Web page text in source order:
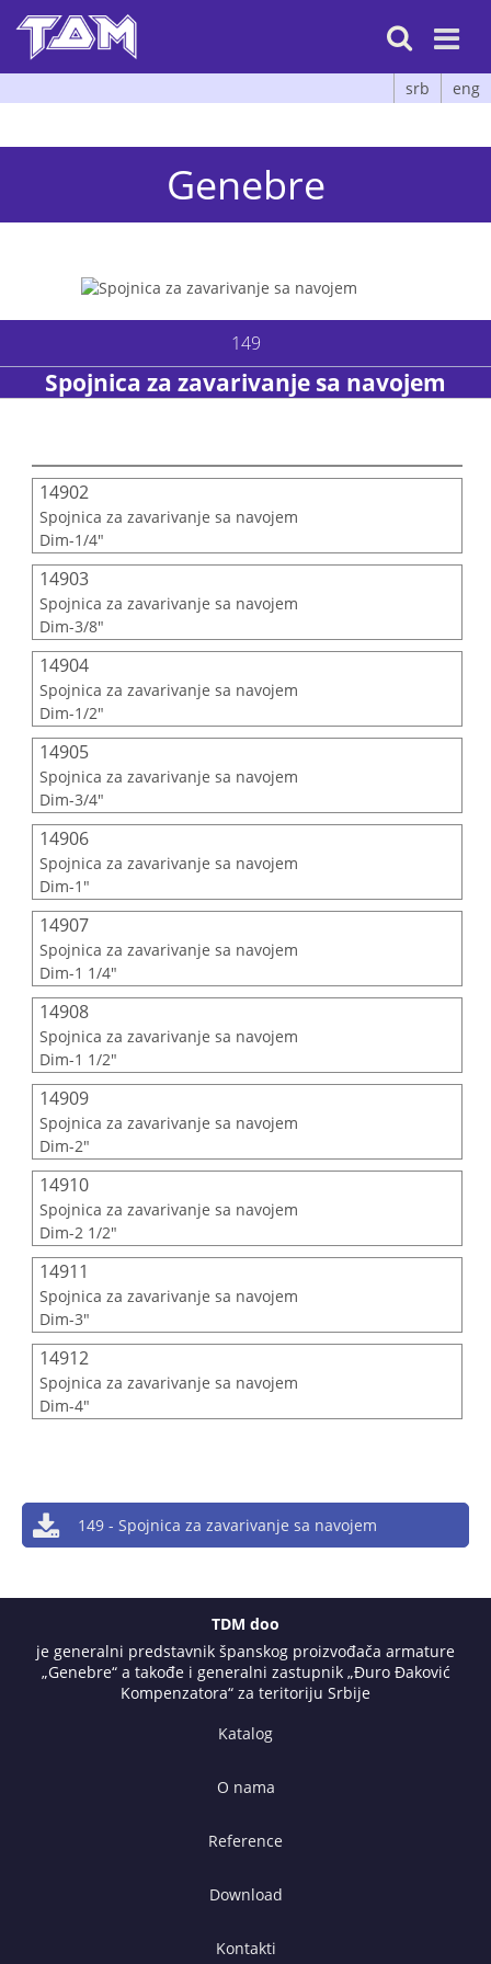

srb eng
Genebre
149
Spojnica za zavarivanje sa navojem
14902
Spojnica za zavarivanje sa navojem
Dim-1/4"
14903
Spojnica za zavarivanje sa navojem
Dim-3/8"
14904
Spojnica za zavarivanje sa navojem
Dim-1/2"
14905
Spojnica za zavarivanje sa navojem
Dim-3/4"
14906
Spojnica za zavarivanje sa navojem
Dim-1"
14907
Spojnica za zavarivanje sa navojem
Dim-1 1/4"
14908
Spojnica za zavarivanje sa navojem
Dim-1 1/2"
14909
Spojnica za zavarivanje sa navojem
Dim-2"
14910
Spojnica za zavarivanje sa navojem
Dim-2 1/2"
14911
Spojnica za zavarivanje sa navojem
Dim-3"
14912
Spojnica za zavarivanje sa navojem
Dim-4"
149 - Spojnica za zavarivanje sa navojem
TDM doo
je generalni predstavnik španskog proizvođača armature
„Genebre“ a takođe i generalni zastupnik „Đuro Đaković
Kompenzatora“ za teritoriju Srbije
Katalog
O nama
Reference
Download
Kontakti